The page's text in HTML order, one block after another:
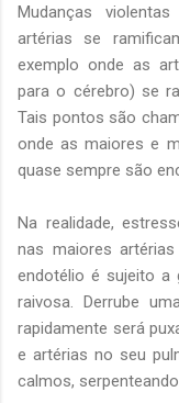
Mudanças
artérias se
exemplo onde as
para o cérebro) se
Tais pontos são
onde as maiores e
quase sempre são
Na realidade,
nas maiores
endotélio é sujeito a
raivosa. Derrube
rapidamente será
e artérias no seu
calmos,